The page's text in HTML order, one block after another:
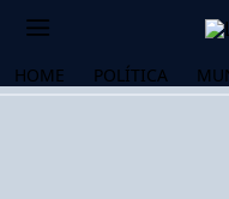
HOME POLÍTICA